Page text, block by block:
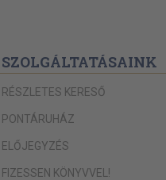
SZOLGÁLTATÁSAINK
RÉSZLETES KERESŐ
PONTÁRUHÁZ
ELŐJEGYZÉS
FIZESSEN KÖNYVVEL!